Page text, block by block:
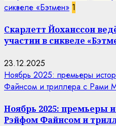
сиквеле «Бэтмен» 1
Скарлетт Йоханссон
участии в сиквеле
23.12.2025
Ноябрь 2025: премьеры
Файнсом и триллера с Рами
Ноябрь 2025: премьеры
Рэйфом Файнсом и